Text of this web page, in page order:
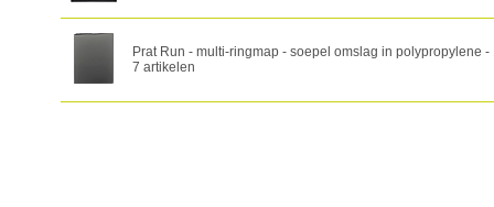
Prat Run - multi-ringmap - soepel omslag in polypropylene
7 artikelen